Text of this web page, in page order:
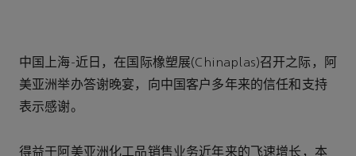
中国上海-近日，在国际橡塑展(Chinaplas)召开之际，阿
美亚洲举办答谢晚宴，向中国客户多年来的信任和支持
表示感谢。
得益于阿美亚洲化工品销售业务近年来的飞速增长，本